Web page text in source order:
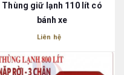
Thùng giữ lạnh 110 lít có
bánh xe
Liên hệ